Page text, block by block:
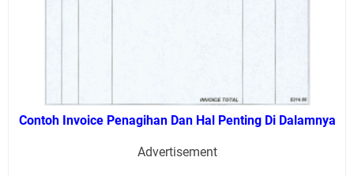
Contoh Invoice Penagihan Dan Hal Penting Di Dalamnya
Advertisement